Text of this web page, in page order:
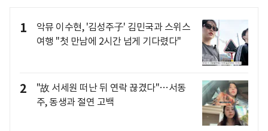
1
악뮤 이수현, '김성주子' 김민국과 스위스
여행 "첫 만남에 2시간 넘게 기다렸다"
2
"故 서세원 떠난 뒤 연락 끊겼다"…서동
주, 동생과 절연 고백